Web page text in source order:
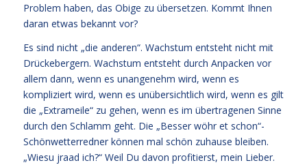
Problem haben, das Obige zu übersetzen. Kommt Ihnen
daran etwas bekannt vor?
Es sind nicht „die anderen“. Wachstum entsteht nicht mit
Drückebergern. Wachstum entsteht durch Anpacken vor
allem dann, wenn es unangenehm wird, wenn es
kompliziert wird, wenn es unübersichtlich wird, wenn es gilt
die „Extrameile“ zu gehen, wenn es im übertragenen Sinne
durch den Schlamm geht. Die „Besser wöhr et schon“-
Schönwetterredner können mal schön zuhause bleiben.
„Wiesu jraad ich?“ Weil Du davon profitierst, mein Lieber.